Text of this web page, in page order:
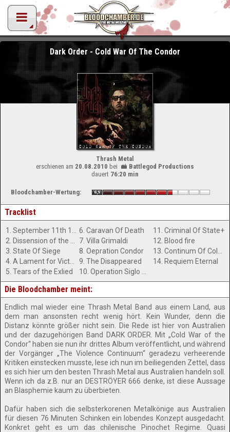
Dark Order - Cold War Of The Condor
Thrash Metal
erschienen am 20.08.2010 bei
Battlegod Productions
dauert 76:20 min
Bloodchamber-Wertung:
Tracklist
3. State Of Siege
5. Tears of the Exlied
6. Caravan Of Death
7. Villa Grimaldi
8. Oepration Condor
9. The Disappeared
11. Criminal Of State+
12. Blood fire
14. Requiem Eternal
Die Bloodchamber meint:
Endlich mal wieder eine Thrash Metal Band aus einem Land, aus
dem man ansonsten recht wenig hört. Kein Wunder, denn die
Distanz könnte größer nicht sein. Die Rede ist hier von Australien
und der dazugehörigen Band DARK ORDER. Mit „Cold War of the
Condor“ haben sie nun ihr drittes Album veröffentlicht, und während
der Vorgänger „The Violence Continuum“ geradezu verheerende
Kritiken einstecken musste, lese ich nun im beiliegenden Zettel, dass
es sich hier um den besten Thrash Metal aus Australien handeln soll.
Wenn ich da z.B. nur an DESTRÖYER 666 denke, ist diese Aussage
an Blasphemie kaum zu überbieten.
Dafür haben sich die selbsterkorenen Metalkönige aus Australien
für diesen 76 Minuten Schinken ein lobendes Konzept ausgedacht.
Konkret geht es um das chilenische Pinochet Regime. Quasi